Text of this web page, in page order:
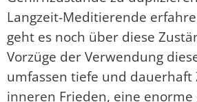
Langzeit-Meditierende
geht es noch über diese
Vorzüge der Verwendung
umfassen tiefe und
inneren Frieden, eine enorme